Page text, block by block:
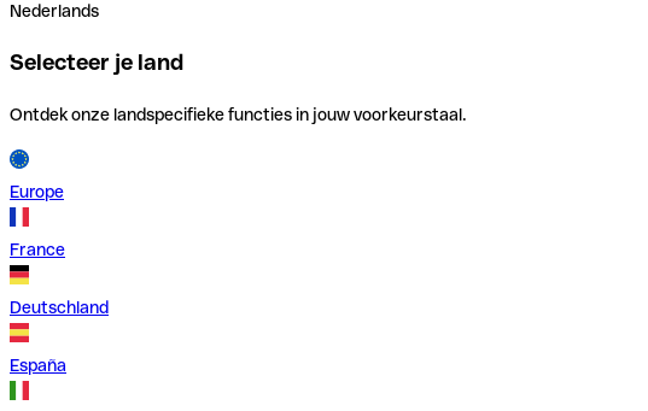
Nederlands
Selecteer je land
Ontdek onze landspecifieke functies in jouw voorkeurstaal.
Europe
France
Deutschland
España